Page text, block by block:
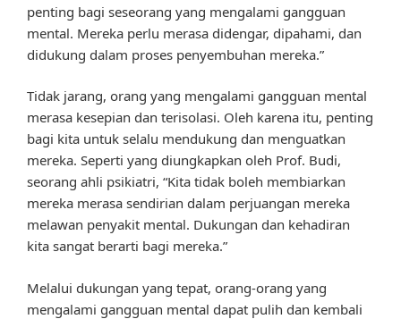
penting bagi seseorang yang mengalami gangguan
mental. Mereka perlu merasa didengar, dipahami, dan
didukung dalam proses penyembuhan mereka.”
Tidak jarang, orang yang mengalami gangguan mental
merasa kesepian dan terisolasi. Oleh karena itu, penting
bagi kita untuk selalu mendukung dan menguatkan
mereka. Seperti yang diungkapkan oleh Prof. Budi,
seorang ahli psikiatri, “Kita tidak boleh membiarkan
mereka merasa sendirian dalam perjuangan mereka
melawan penyakit mental. Dukungan dan kehadiran
kita sangat berarti bagi mereka.”
Melalui dukungan yang tepat, orang-orang yang
mengalami gangguan mental dapat pulih dan kembali